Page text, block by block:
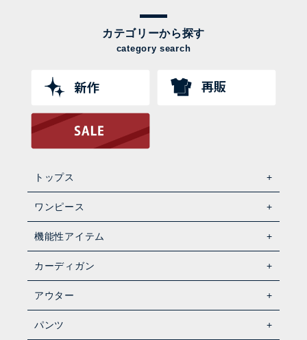
カテゴリーから探す
category search
トップス
ワンピース
機能性アイテム
カーディガン
アウター
パンツ